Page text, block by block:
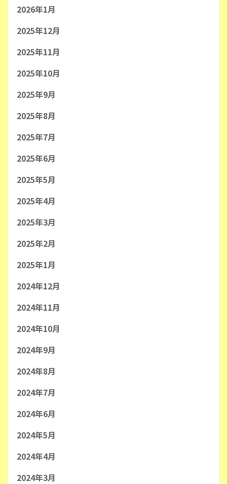
2026年1月
2025年12月
2025年11月
2025年10月
2025年9月
2025年8月
2025年7月
2025年6月
2025年5月
2025年4月
2025年3月
2025年2月
2025年1月
2024年12月
2024年11月
2024年10月
2024年9月
2024年8月
2024年7月
2024年6月
2024年5月
2024年4月
2024年3月